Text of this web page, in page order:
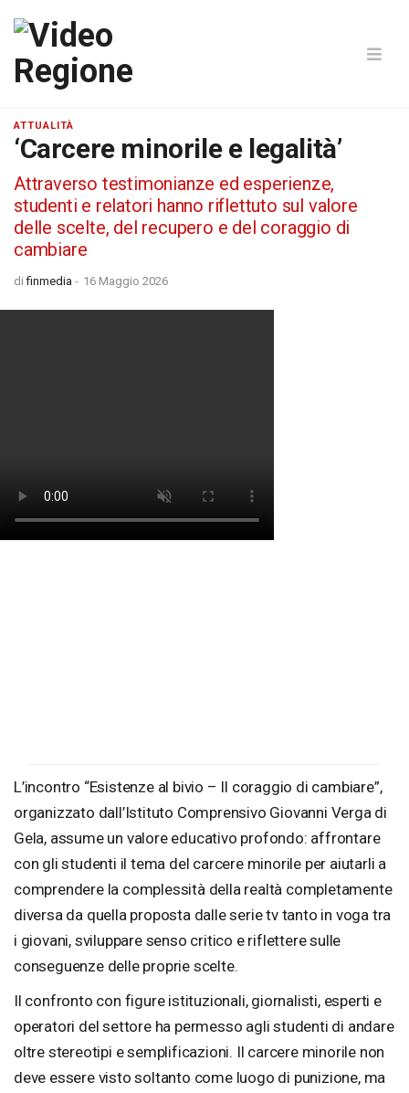
ATTUALITÀ
‘Carcere minorile e legalità’
Attraverso testimonianze ed esperienze,
studenti e relatori hanno riflettuto sul valore
delle scelte, del recupero e del coraggio di
cambiare
difinmedia - 16 Maggio 2026
L’incontro “Esistenze al bivio – Il coraggio di cambiare”,
organizzato dall’Istituto Comprensivo Giovanni Verga di
Gela, assume un valore educativo profondo: affrontare
con gli studenti il tema del carcere minorile per aiutarli a
comprendere la complessità della realtà completamente
diversa da quella proposta dalle serie tv tanto in voga tra
i giovani, sviluppare senso critico e riflettere sulle
conseguenze delle proprie scelte.
Il confronto con figure istituzionali, giornalisti, esperti e
operatori del settore ha permesso agli studenti di andare
oltre stereotipi e semplificazioni. Il carcere minorile non
deve essere visto soltanto come luogo di punizione, ma